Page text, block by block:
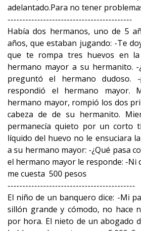
adelantado.Para no tener
------------------------------------------
Había dos hermanos, uno de 5
años, que estaban jugando: -Te
que te rompa tres huevos en
hermano mayor a su hermanito.
preguntó el hermano dudoso.
respondió el hermano mayor.
hermano mayor, rompió los dos
cabeza de de su hermanito.
permanecía quieto por un corto
líquido del huevo no le ensuciara
a su hermano mayor: -¿Qué pasa
el hermano mayor le responde: -Ni
me cuesta 500 pesos
-------------------------------------------
El niño de un banquero dice: -Mi
sillón grande y cómodo, no hace
por hora. El nieto de un abogado